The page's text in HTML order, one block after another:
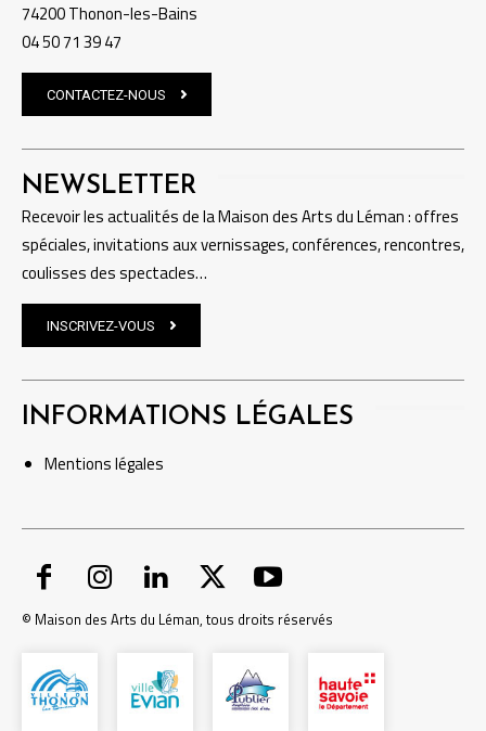
74200 Thonon-les-Bains
04 50 71 39 47
CONTACTEZ-NOUS
NEWSLETTER
Recevoir les actualités de la Maison des Arts du Léman : offres
spéciales, invitations aux vernissages, conférences, rencontres,
coulisses des spectacles…
INSCRIVEZ-VOUS
INFORMATIONS LÉGALES
Mentionslégales
© Maison des Arts du Léman, tous droits réservés